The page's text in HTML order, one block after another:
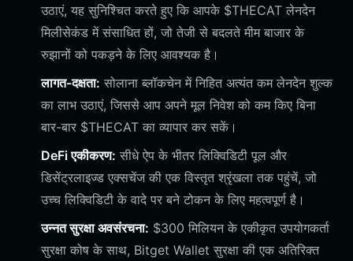
उठाएं, यह सुनिश्चित करते हुए कि आपके $THECAT लेनदेन
मिलीसेकंड में संसाधित हों, जो तेजी से बदलते मीम बाजार के
रुझानों को पकड़ने के लिए आवश्यक है।
लागत-दक्षता: सोलाना ब्लॉकचेन में निहित अत्यंत कम लेनदेन शुल्क
का लाभ उठाएं, जिससे आप अपने मूल निवेश को कम किए बिना
बार-बार $THECAT का व्यापार कर सकें।
DeFi एकीकरण: सीधे ऐप के भीतर लिक्विडिटी पूल और
डिसेंट्रलाइज्ड एक्सचेंज की एक विस्तृत श्रृंखला तक पहुंचें, जो
उच्च लिक्विडिटी के वादे पर बने टोकन के लिए महत्वपूर्ण है।
उन्नत सुरक्षा अवसंरचना: $300 मिलियन के एकीकृत उपयोगकर्ता
सुरक्षा कोष के साथ, Bitget Wallet सुरक्षा की एक अतिरिक्त